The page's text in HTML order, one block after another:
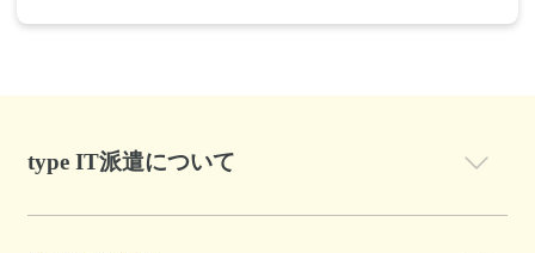
type IT派遣について